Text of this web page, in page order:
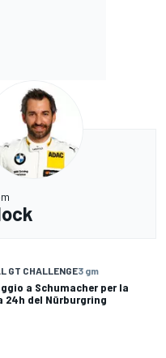
GT CHALLENGE3 gm
a Schumacher per la
24h del Nürburgring